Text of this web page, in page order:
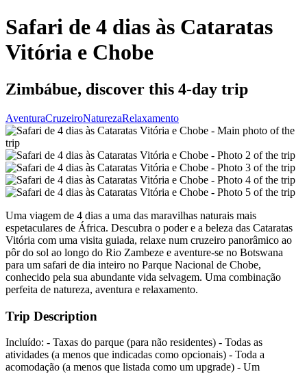
Safari de 4 dias às Cataratas
Vitória e Chobe
Zimbábue, discover this 4-day trip
AventuraCruzeiroNaturezaRelaxamento
Uma viagem de 4 dias a uma das maravilhas naturais mais
espetaculares de África. Descubra o poder e a beleza das Cataratas
Vitória com uma visita guiada, relaxe num cruzeiro panorâmico ao
pôr do sol ao longo do Rio Zambeze e aventure-se no Botswana
para um safari de dia inteiro no Parque Nacional de Chobe,
conhecido pela sua abundante vida selvagem. Uma combinação
perfeita de natureza, aventura e relaxamento.
Trip Description
Incluído: - Taxas do parque (para não residentes) - Todas as
atividades (a menos que indicadas como opcionais) - Toda a
acomodação (a menos que listada como um upgrade) - Um